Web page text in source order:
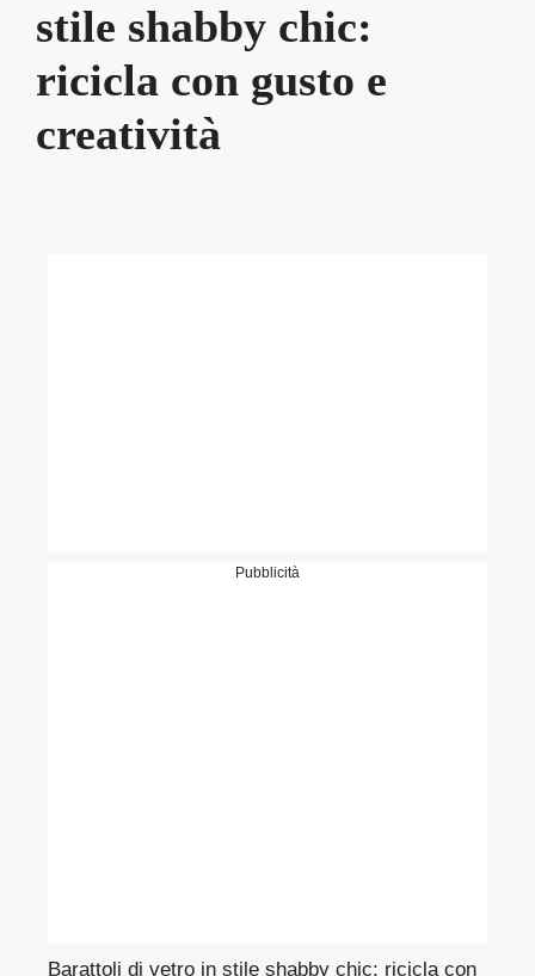
stile shabby chic:
ricicla con gusto e
creatività
Pubblicità
Barattoli di vetro in stile shabby chic: ricicla con